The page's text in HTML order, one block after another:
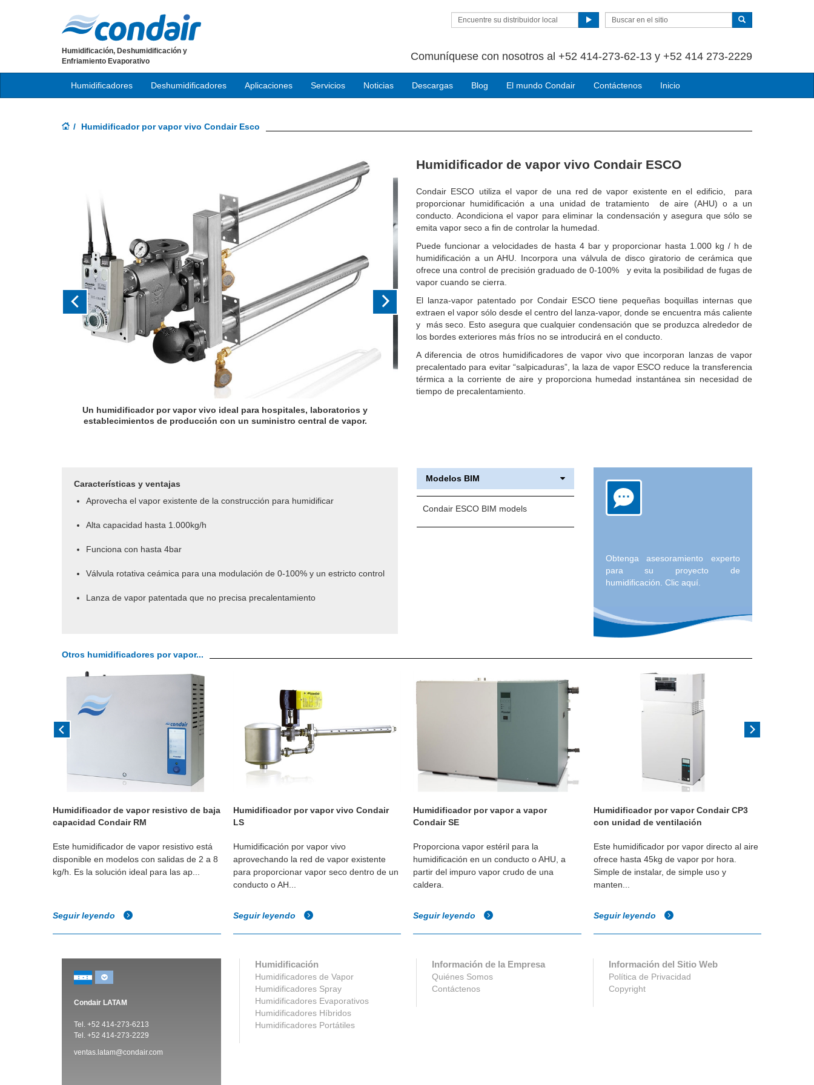
Encuentre su distribuidor local
Comuníquese con nosotros al +52 414-273-62-13 y +52 414 273-2229
Humidificación, Deshumidificación y
Enfriamiento Evaporativo
Humidificadores Deshumidificadores Aplicaciones Servicios Noticias Descargas Blog El mundo Condair Contáctenos Inicio
Humidificador por vapor vivo Condair Esco
Las boquillas internas extraen vapor desde el centro de la lanza de vapor,
donde se encuentra más caliente y más seco.
Humidificador de vapor vivo Condair ESCO
Condair ESCO utiliza el vapor de una red de vapor existente en el edificio, para
proporcionar humidificación a una unidad de tratamiento de aire (AHU) o a un
conducto. Acondiciona el vapor para eliminar la condensación y asegura que sólo se
emita vapor seco a fin de controlar la humedad.
Puede funcionar a velocidades de hasta 4 bar y proporcionar hasta 1.000 kg / h de
humidificación a un AHU. Incorpora una válvula de disco giratorio de cerámica que
ofrece una control de precisión graduado de 0-100% y evita la posibilidad de fugas de
vapor cuando se cierra.
El lanza-vapor patentado por Condair ESCO tiene pequeñas boquillas internas que
extraen el vapor sólo desde el centro del lanza-vapor, donde se encuentra más caliente
y más seco. Esto asegura que cualquier condensación que se produzca alrededor de
los bordes exteriores más fríos no se introducirá en el conducto.
A diferencia de otros humidificadores de vapor vivo que incorporan lanzas de vapor
precalentado para evitar “salpicaduras”, la laza de vapor ESCO reduce la transferencia
térmica a la corriente de aire y proporciona humedad instantánea sin necesidad de
tiempo de precalentamiento.
Características y ventajas
Aprovecha el vapor existente de la construcción para humidificar
Alta capacidad hasta 1.000kg/h
Funciona con hasta 4bar
Válvula rotativa ceámica para una modulación de 0-100% y un estricto control
Lanza de vapor patentada que no precisa precalentamiento
Modelos BIM
Condair ESCO BIM models
Obtenga asesoramiento experto
para su proyecto de
humidificación. Clic aquí.
Otros humidificadores por vapor...
Humidificador de vapor resistivo de baja
capacidad Condair RM
Este humidificador de vapor resistivo está
disponible en modelos con salidas de 2 a 8
kg/h. Es la solución ideal para las ap...
Seguir leyendo
Humidificador por vapor vivo Condair
LS
Humidificación por vapor vivo
aprovechando la red de vapor existente
para proporcionar vapor seco dentro de un
conducto o AH...
Seguir leyendo
Humidificador por vapor a vapor
Condair SE
Proporciona vapor estéril para la
humidificación en un conducto o AHU, a
partir del impuro vapor crudo de una
caldera.
Seguir leyendo
Humidificador por vapor Condair CP3
con unidad de ventilación
Este humidificador por vapor directo al aire
ofrece hasta 45kg de vapor por hora.
Simple de instalar, de simple uso y
manten...
Seguir leyendo
Condair LATAM
Tel. +52 414-273-6213
Tel. +52 414-273-2229
ventas.latam@condair.com
Humidificación
Humidificadores de Vapor
Humidificadores Spray
Humidificadores Evaporativos
Humidificadores Híbridos
Humidificadores Portátiles
Información de la Empresa
Quiénes Somos
Contáctenos
Información del Sitio Web
Política de Privacidad
Copyright